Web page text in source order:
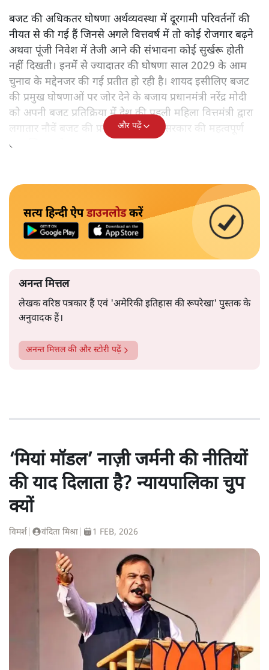
बजट की अधिकतर घोषणा अर्थव्यवस्था में दूरगामी परिवर्तनों की
नीयत से की गई हैं जिनसे अगले वित्तवर्ष में तो कोई रोजगार बढ़ने
अथवा पूंजी निवेश में तेजी आने की संभावना कोई सुर्खरू होती
नहीं दिखती। इनमें से ज्यादातर की घोषणा साल 2029 के आम
चुनाव के मद्देनजर की गई प्रतीत हो रही है। शायद इसीलिए बजट
की प्रमुख घोषणाओं पर जोर देने के बजाय प्रधानमंत्री नरेंद्र मोदी
को अपनी बजट प्रतिक्रिया में देश की पहली महिला वित्तमंत्री द्वारा
लगातार नौवें बजट की प्रस्तुति को अपनी सरकार की महत्वपूर्ण
उपलब्धि बताने पर मजबूर होना पड़ा।
और पढ़ें
सत्य हिन्दी ऐपडाउनलोडकरें
अनन्त मित्तल
लेखक वरिष्ठ पत्रकार हैं एवं 'अमेरिकी इतिहास की रूपरेखा' पुस्तक के
अनुवादक हैं।
अनन्त मित्तलकी और स्टोरी पढ़ें
‘मियां मॉडल’ नाज़ी जर्मनी की नीतियों
की याद दिलाता है? न्यायपालिका चुप
क्यों
विमर्श वंदिता मिश्रा 1 FEB, 2026